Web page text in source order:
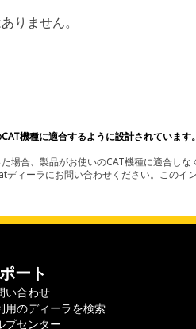
りません。
機種に適合するように設計されています。
場合、製品がお使いのCAT機種に適合し
ィーラにお問い合わせください。このイ
ート
い合わせ
用のディーラを検索
プセンター